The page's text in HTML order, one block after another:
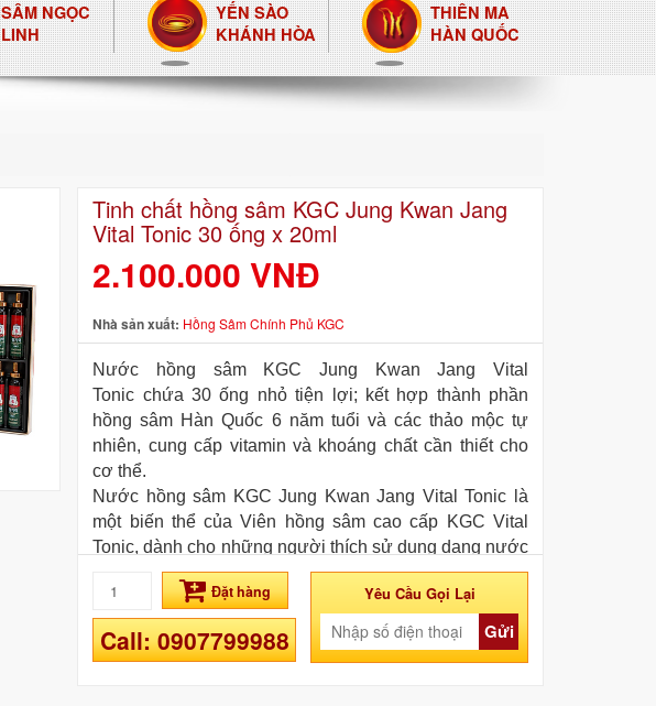
SÂM NGỌC
LINH
YẾN SÀO
KHÁNH HÒA
THIÊN MA
HÀN QUỐC
Tinh chất hồng sâm KGC Jung Kwan Jang
Vital Tonic 30 ống x 20ml
2.100.000 VNĐ
Nhà sản xuất: Hồng Sâm Chính Phủ KGC
Nước hồng sâm KGC Jung Kwan Jang Vital
Tonic chứa 30 ống nhỏ tiện lợi; kết hợp thành phần
hồng sâm Hàn Quốc 6 năm tuổi và các thảo mộc tự
nhiên, cung cấp vitamin và khoáng chất cần thiết cho
cơ thể.
Nước hồng sâm KGC Jung Kwan Jang Vital Tonic là
một biến thể của Viên hồng sâm cao cấp KGC Vital
Tonic, dành cho những người thích sử dụng dạng nước
uống tiện dụng với vị dịu hơn. Sản phẩm mang đến
hiệu quả bồi bổ tức thì cho người sử dụng mọi lúc mọi
nơi, phù hợp với cuộc sống năng động, hiên đại.
Đặt hàng
Call: 0907799988
Yêu Cầu Gọi Lại
Gửi